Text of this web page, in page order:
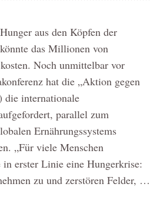
aus den Köpfen der
das Millionen von
Noch unmittelbar vor
hat die „Aktion gegen
die internationale
parallel zum
Ernährungssystems
„Für viele Menschen
erster Linie eine Hungerkrise:
zu und zerstören Felder, …